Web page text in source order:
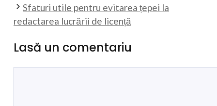
Sfaturi utile pentru evitarea țepei la
redactarea lucrării de licență
Lasă un comentariu